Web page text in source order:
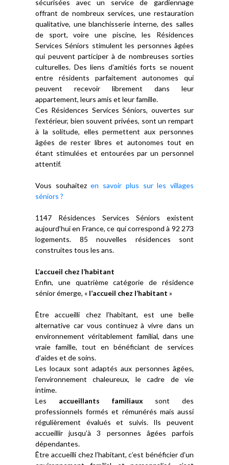
sécurisées avec un service de gardiennage
offrant de nombreux services, une restauration
qualitative, une blanchisserie interne, des salles
de sport, voire une piscine, les Résidences
Services Séniors stimulent les personnes âgées
qui peuvent participer à de nombreuses sorties
culturelles. Des liens d’amitiés forts se nouent
entre résidents parfaitement autonomes qui
peuvent recevoir librement dans leur
appartement, leurs amis et leur famille.
Ces Résidences Services Séniors, ouvertes sur
l’extérieur, bien souvent privées, sont un rempart
à la solitude, elles permettent aux personnes
âgées de rester libres et autonomes tout en
étant stimulées et entourées par un personnel
attentif.
Vous souhaitezen savoir plus sur les villages
séniors ?
1147 Résidences Services Séniors existent
aujourd’hui en France, ce qui correspond à 92 273
logements. 85 nouvelles résidences sont
construites tous les ans.
L’accueil chez l’habitant
Enfin, une quatrième catégorie de résidence
sénior émerge, « l’accueil chez l’habitant »
Être accueilli chez l’habitant, est une belle
alternative car vous continuez à vivre dans un
environnement véritablement familial, dans une
vraie famille, tout en bénéficiant de services
d’aides et de soins.
Les locaux sont adaptés aux personnes âgées,
l’environnement chaleureux, le cadre de vie
intime.
Les accueillants familiaux sont des
professionnels formés et rémunérés mais aussi
régulièrement évalués et suivis. Ils peuvent
accueillir jusqu’à 3 personnes âgées parfois
dépendantes.
Être accueilli chez l’habitant, c’est bénéficier d’un